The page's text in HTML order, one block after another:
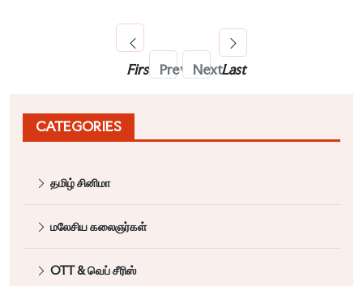
First Prev NextLast
CATEGORIES
தமிழ் சினிமா
மலேசிய கலைஞர்கள்
OTT & வெப் சீரிஸ்